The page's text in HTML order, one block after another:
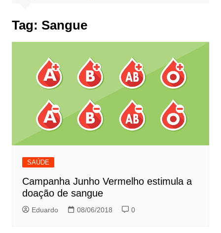
Tag: Sangue
SAÚDE
Campanha Junho Vermelho estimula a
doação de sangue
Eduardo 08/06/2018 0